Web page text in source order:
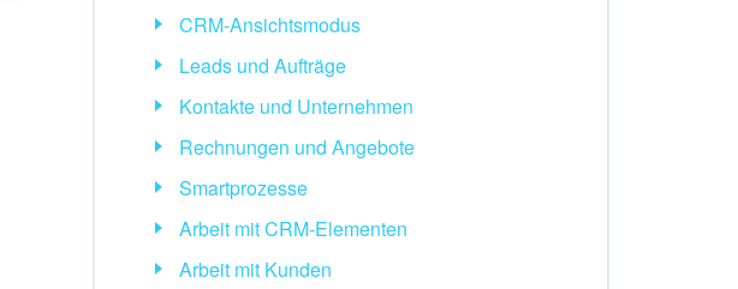
CRM-Ansichtsmodus
Leads und Aufträge
Kontakte und Unternehmen
Rechnungen und Angebote
Smartprozesse
Arbeit mit CRM-Elementen
Arbeit mit Kunden